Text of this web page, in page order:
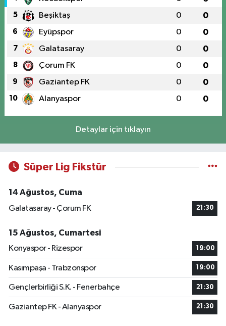
5 Beşiktaş 0 0
6 Eyüpspor 0 0
7 Galatasaray 0 0
8 Çorum FK 0 0
9 Gaziantep FK 0 0
10 Alanyaspor 0 0
Detaylar için tıklayın
Süper Lig Fikstür
14 Ağustos, Cuma
Galatasaray - Çorum FK
21:30
15 Ağustos, Cumartesi
Konyaspor - Rizespor
19:00
Kasımpaşa - Trabzonspor 19:00
Gençlerbirliği S.K. - Fenerbahçe 21:30
Gaziantep FK - Alanyaspor 21:30